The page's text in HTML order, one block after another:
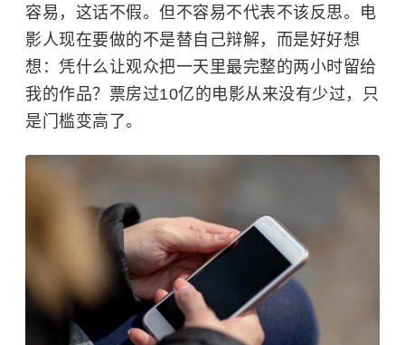
容易，这话不假。但不容易不代表不该反思。电
影人现在要做的不是替自己辩解，而是好好想
想：凭什么让观众把一天里最完整的两小时留给
我的作品？票房过10亿的电影从来没有少过，只
是门槛变高了。